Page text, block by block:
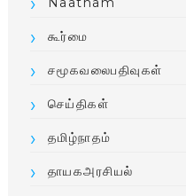
கூர்மை
சமூகவலைபதிவுகள்
செய்திகள்
தமிழ்நாதம்
தாயகஅரசியல்